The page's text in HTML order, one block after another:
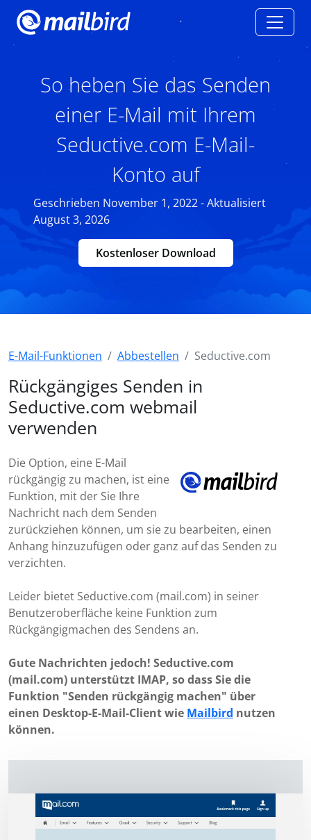
So heben Sie das Senden
einer E-Mail mit Ihrem
Seductive.com E-Mail-
Konto auf
Geschrieben November 1, 2022 - Aktualisiert
August 3, 2026
Kostenloser Download
E-Mail-Funktionen Abbestellen Seductive.com
Rückgängiges Senden in
Seductive.com webmail
verwenden
Die Option, eine E-Mail
rückgängig zu machen, ist eine
Funktion, mit der Sie Ihre
Nachricht nach dem Senden
zurückziehen können, um sie zu bearbeiten, einen
Anhang hinzuzufügen oder ganz auf das Senden zu
verzichten.
Leider bietet Seductive.com (mail.com) in seiner
Benutzeroberfläche keine Funktion zum
Rückgängigmachen des Sendens an.
Gute Nachrichten jedoch! Seductive.com
(mail.com) unterstützt IMAP, so dass Sie die
Funktion "Senden rückgängig machen" über
einen Desktop-E-Mail-Client wie Mailbird nutzen
können.